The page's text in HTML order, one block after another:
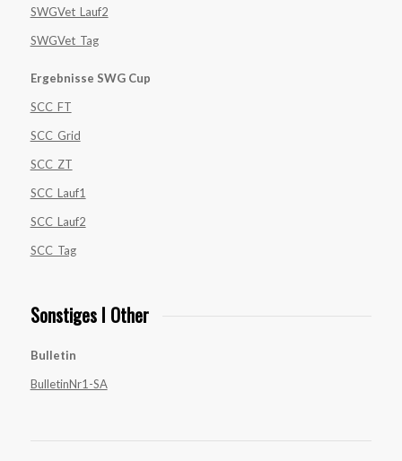
SWGVet_Lauf2
SWGVet_Tag
Ergebnisse SWG Cup
SCC_FT
SCC_Grid
SCC_ZT
SCC_Lauf1
SCC_Lauf2
SCC_Tag
Sonstiges I Other
Bulletin
BulletinNr1-SA